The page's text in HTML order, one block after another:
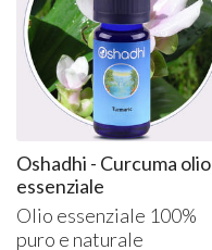
Oshadhi - Curcuma olio
essenziale
Olio essenziale 100%
puro e naturale